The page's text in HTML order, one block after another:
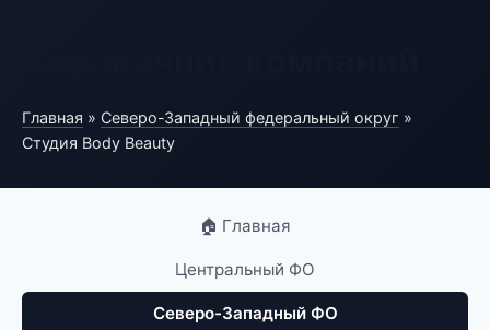
Главная » Северо-Западный федеральный округ »
Студия Body Beauty
🏠 Главная
Центральный ФО
Северо-Западный ФО